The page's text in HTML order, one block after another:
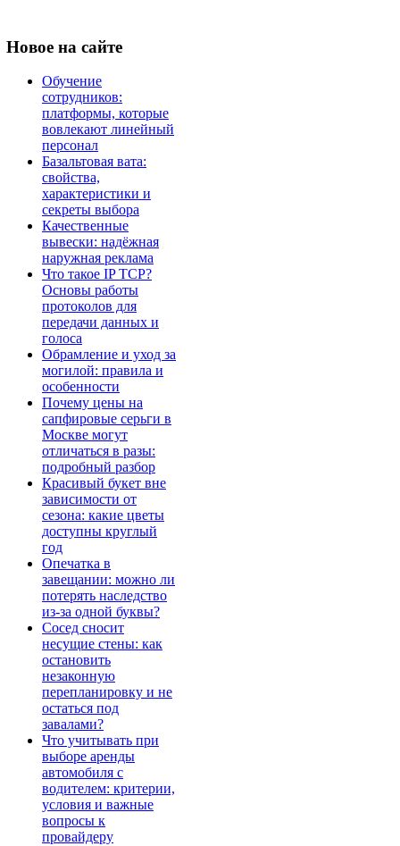
Новое на сайте
Обучение
сотрудников:
платформы, которые
вовлекают линейный
персонал
Базальтовая вата:
свойства,
характеристики и
секреты выбора
Качественные
вывески: надёжная
наружная реклама
Что такое IP TCP?
Основы работы
протоколов для
передачи данных и
голоса
Обрамление и уход за
могилой: правила и
особенности
Почему цены на
сапфировые серьги в
Москве могут
отличаться в разы:
подробный разбор
Красивый букет вне
зависимости от
сезона: какие цветы
доступны круглый
год
Опечатка в
завещании: можно ли
потерять наследство
из-за одной буквы?
Сосед сносит
несущие стены: как
остановить
незаконную
перепланировку и не
остаться под
завалами?
Что учитывать при
выборе аренды
автомобиля с
водителем: критерии,
условия и важные
вопросы к
провайдеру